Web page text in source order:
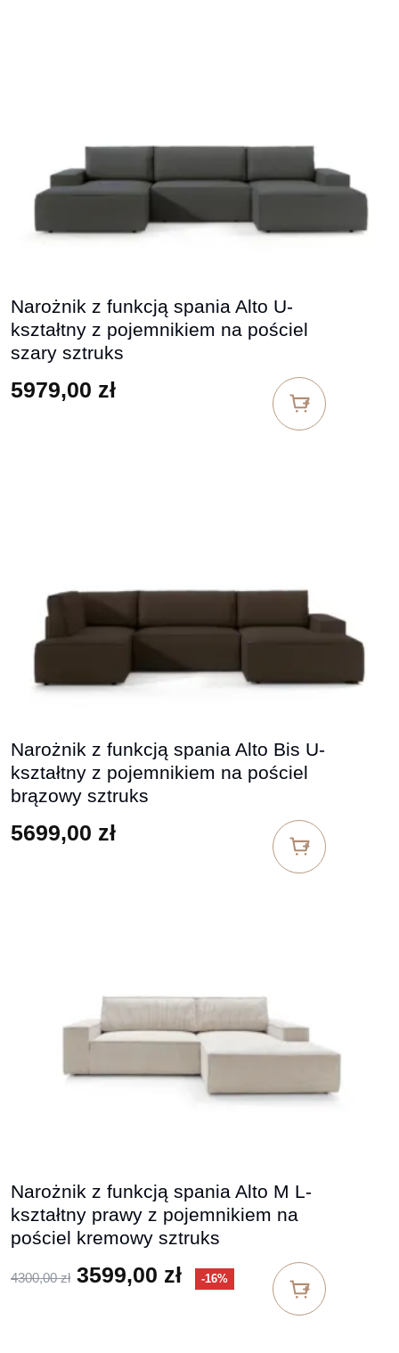
Narożnik z funkcją spania Alto U-
kształtny z pojemnikiem na pościel
szary sztruks
5979,00 zł
Narożnik z funkcją spania Alto Bis U-
kształtny z pojemnikiem na pościel
brązowy sztruks
5699,00 zł
Narożnik z funkcją spania Alto M L-
kształtny prawy z pojemnikiem na
pościel kremowy sztruks
4300,00zł Pierwotna cena wynosiła:
3599,00 złAktualna cena
-16%